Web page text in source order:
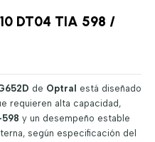
DT04 TIA 598 /
de Optral
está diseñado
requieren alta capacidad,
y un desempeño estable
según especificación del